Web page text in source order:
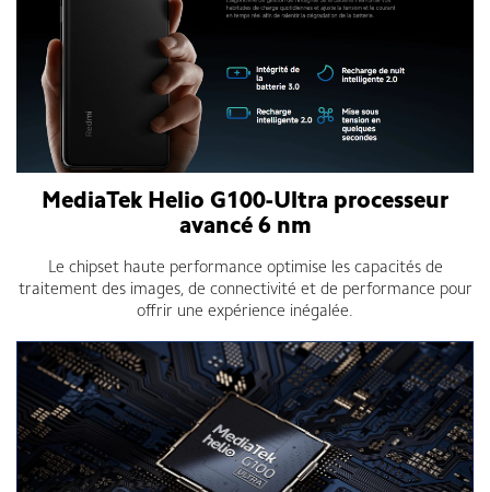
MediaTek Helio G100-Ultra processeur
avancé 6 nm
Le chipset haute performance optimise les capacités de
traitement des images, de connectivité et de performance pour
offrir une expérience inégalée.